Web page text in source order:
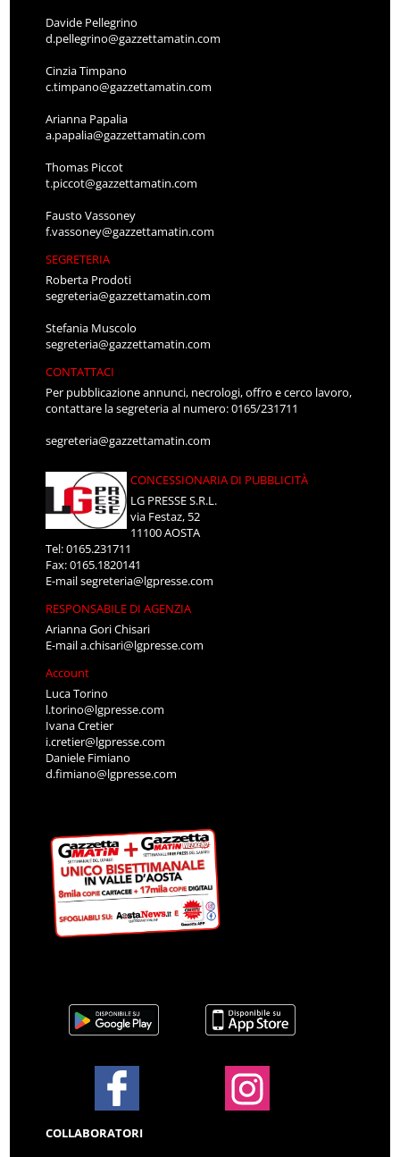
Davide Pellegrino
d.pellegrino@gazzettamatin.com
Cinzia Timpano
c.timpano@gazzettamatin.com
Arianna Papalia
a.papalia@gazzettamatin.com
Thomas Piccot
t.piccot@gazzettamatin.com
Fausto Vassoney
f.vassoney@gazzettamatin.com
SEGRETERIA
Roberta Prodoti
segreteria@gazzettamatin.com
Stefania Muscolo
segreteria@gazzettamatin.com
CONTATTACI
Per pubblicazione annunci, necrologi, offro e cerco lavoro,
contattare la segreteria al numero: 0165/231711
segreteria@gazzettamatin.com
CONCESSIONARIA DI PUBBLICITÀ
LG PRESSE S.R.L.
via Festaz, 52
11100 AOSTA
Tel: 0165.231711
Fax: 0165.1820141
E-mailsegreteria@lgpresse.com
RESPONSABILE DI AGENZIA
Arianna Gori Chisari
E-maila.chisari@lgpresse.com
Account
Luca Torino
l.torino@lgpresse.com
Ivana Cretier
i.cretier@lgpresse.com
Daniele Fimiano
d.fimiano@lgpresse.com
COLLABORATORI